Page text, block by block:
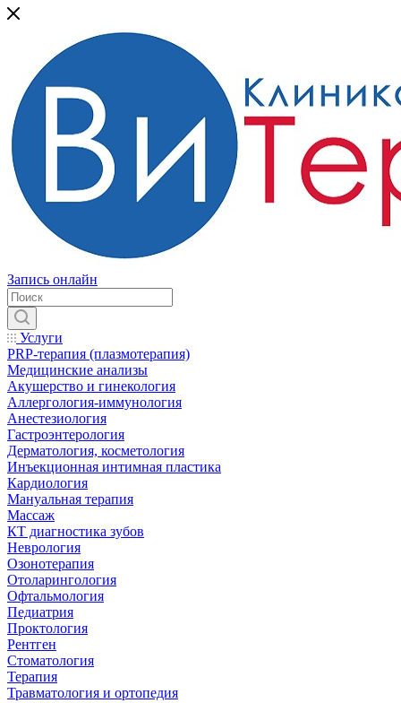
Запись онлайн
Услуги
PRP-терапия (плазмотерапия)
Медицинские анализы
Акушерство и гинекология
Аллергология-иммунология
Анестезиология
Гастроэнтерология
Дерматология, косметология
Инъекционная интимная пластика
Кардиология
Мануальная терапия
Массаж
КТ диагностика зубов
Неврология
Озонотерапия
Отоларингология
Офтальмология
Педиатрия
Проктология
Рентген
Стоматология
Терапия
Травматология и ортопедия